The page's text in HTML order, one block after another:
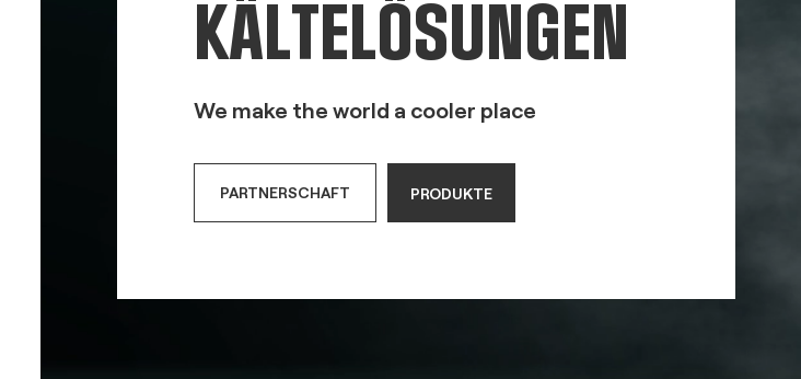
KÄLTELÖSUNGEN
We make the world a cooler place
PARTNERSCHAFT PRODUKTE